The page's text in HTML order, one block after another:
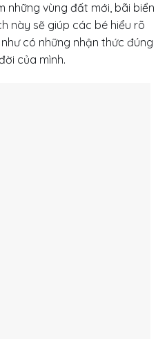
những vùng đất mới, bãi biển
này sẽ giúp các bé hiểu rõ
có những nhận thức đúng
của mình.